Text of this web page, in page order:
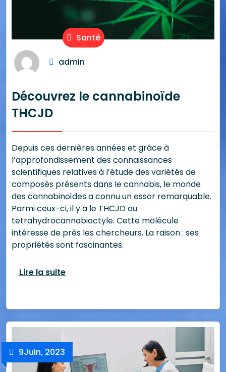
Santé
admin
Découvrez le cannabinoïde
THCJD
Depuis ces dernières années et grâce à
l’approfondissement des connaissances
scientifiques relatives à l’étude des variétés de
composés présents dans le cannabis, le monde
des cannabinoïdes a connu un essor remarquable.
Parmi ceux-ci, il y a le THCJD ou
tetrahydrocannabioctyle. Cette molécule
intéresse de près les chercheurs. La raison : ses
propriétés sont fascinantes.
Lire la suite
9Juin, 2023